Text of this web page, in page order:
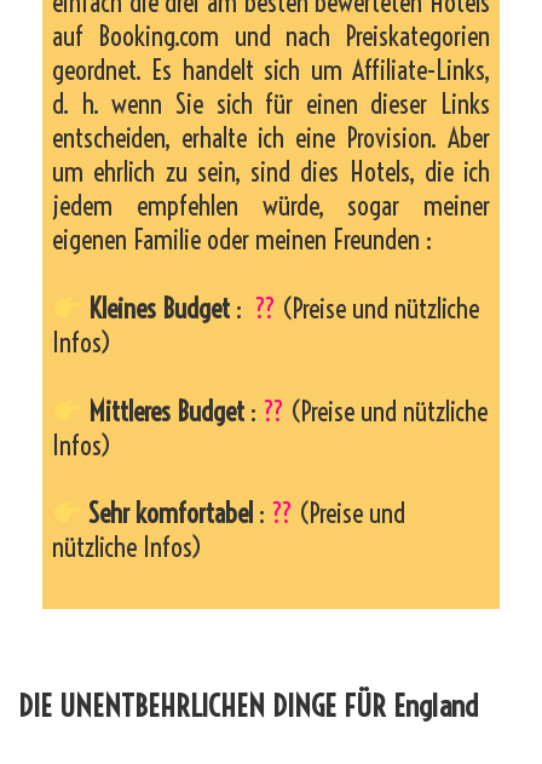
auf Booking.com und nach Preiskategorien
geordnet. Es handelt sich um Affiliate-Links,
d. h. wenn Sie sich für einen dieser Links
entscheiden, erhalte ich eine Provision. Aber
um ehrlich zu sein, sind dies Hotels, die ich
jedem empfehlen würde, sogar meiner
eigenen Familie oder meinen Freunden :
Kleines Budget : ?? (Preise und nützliche
Infos)
Mittleres Budget : ?? (Preise und nützliche
Infos)
Sehr komfortabel : ?? (Preise und
nützliche Infos)
DIE UNENTBEHRLICHEN DINGE FÜR England